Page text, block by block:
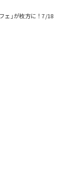
ェ｣が枚方に！7/18